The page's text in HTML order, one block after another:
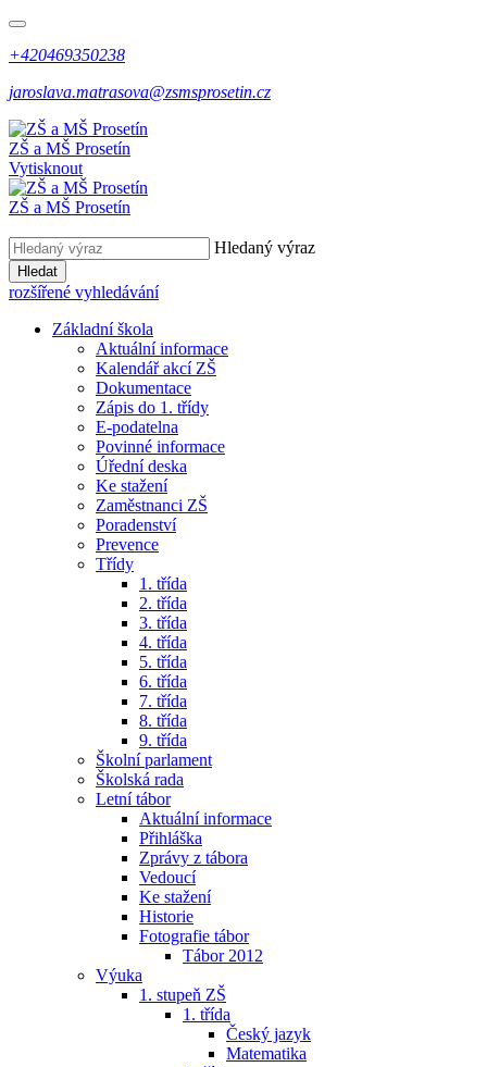
+420469350238
jaroslava.matrasova@zsmsprosetin.cz
ZŠ a MŠ Prosetín
Vytisknout
ZŠ a MŠ Prosetín
Hledaný výraz
Hledat
rozšířené vyhledávání
Základní škola
Aktuální informace
Kalendář akcí ZŠ
Dokumentace
Zápis do 1. třídy
E-podatelna
Povinné informace
Úřední deska
Ke stažení
Zaměstnanci ZŠ
Poradenství
Prevence
Třídy
1. třída
2. třída
3. třída
4. třída
5. třída
6. třída
7. třída
8. třída
9. třída
Školní parlament
Školská rada
Letní tábor
Aktuální informace
Přihláška
Zprávy z tábora
Vedoucí
Ke stažení
Historie
Fotografie tábor
Tábor 2012
Výuka
1. stupeň ZŠ
1. třída
Český jazyk
Matematika